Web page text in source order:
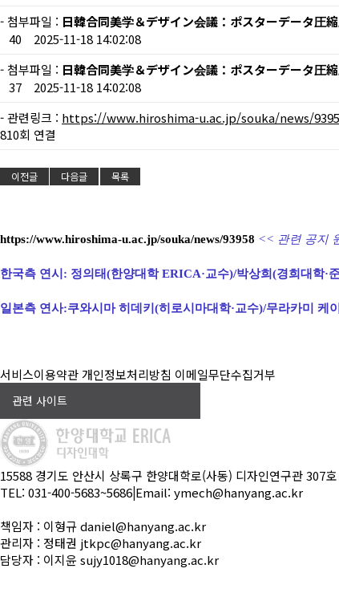
- 첨부파일 : 日韓合同美学＆デザイン会議：ポスターデータ圧
40
2025-11-18 14:02:08
- 첨부파일 : 日韓合同美学＆デザイン会議：ポスターデータ圧
37
2025-11-18 14:02:08
- 관련링크 : https://www.hiroshima-u.ac.jp/souka/news/
810회 연결
이전글 다음글 목록
https://www.hiroshima-u.ac.jp/souka/news/93958 << 관련 공지
한국측 연시: 정의태(한양대학 ERICA·교수)/박상희(경희대학·
일본측 연사:쿠와시마 히데키(히로시마대학·교수)/무라카미 케
서비스이용약관개인정보처리방침 이메일무단수집거부
관련 사이트
15588 경기도 안산시 상록구 한양대학로(사동) 디자인연구관 307호
TEL: 031-400-5683~5686|Email: ymech@hanyang.ac.kr
책임자 : 이형규 daniel@hanyang.ac.kr
관리자 : 정태권 jtkpc@hanyang.ac.kr
담당자 : 이지윤 sujy1018@hanyang.ac.kr